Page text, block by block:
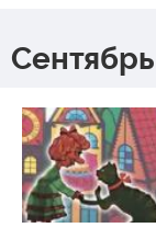
Сентябрь